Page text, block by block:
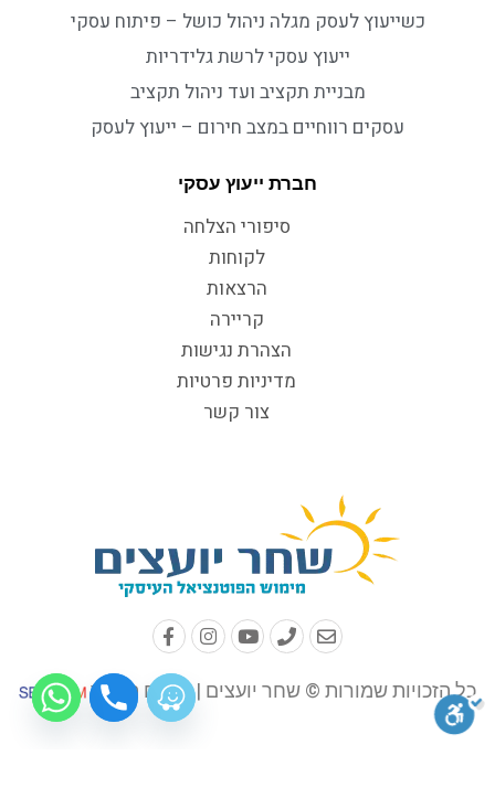
כשייעוץ לעסק מגלה ניהול כושל – פיתוח עסקי
ייעוץ עסקי לרשת גלידריות
מבניית תקציב ועד ניהול תקציב
עסקים רווחיים במצב חירום – ייעוץ לעסק
חברת ייעוץ עסקי
סיפורי הצלחה
לקוחות
הרצאות
קריירה
הצהרת נגישות
מדיניות פרטיות
צור קשר
כל הזכויות שמורות © שחר יועצים | קידום האתר